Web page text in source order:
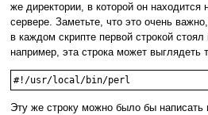
же директории, в которой он
сервере. Заметьте, что это очень
в каждом скрипте первой строкой стоял
например, эта строка может выглядеть
#!/usr/local/bin/perl
Эту же строку можно было бы написать